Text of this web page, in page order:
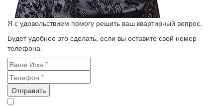
Я с удовольствием помогу решить ваш квартирный вопрос.
Будет удобнее это сделать, если вы оставите свой номер
телефона
Отправить